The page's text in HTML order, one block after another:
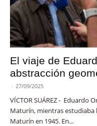
El viaje de
abstracción
- 27/09/2025
VÍCTOR SUÁREZ - Eduardo
Maturín, mientras estudiaba
Maturín en 1945. En...